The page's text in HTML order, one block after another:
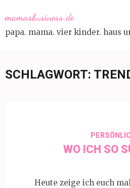
to
content
mamasbusiness.de
papa. mama. vier kinder. haus
SCHLAGWORT:
WO ICH SO
Heute zeige ich euch